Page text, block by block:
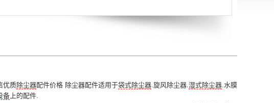
优质除尘器配件价格 除尘器配件适用于袋式除尘器.旋风除尘器.湿式除尘器.水膜
备 上的配件.